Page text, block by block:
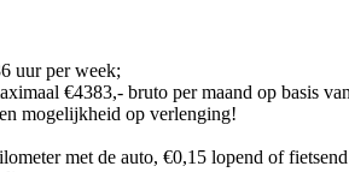
uur per week;
€4383,- bruto per maand op basis
mogelijkheid op verlenging!
met de auto, €0,15 lopend of